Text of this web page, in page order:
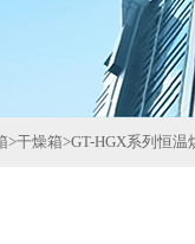
>干燥箱>GT-HGX系列恒温